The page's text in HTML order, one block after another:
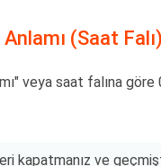
(Saat Falı)
veya saat falına göre
kapatmanız ve